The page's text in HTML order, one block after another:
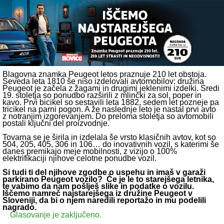
Skip to main content
Blagovna znamka Peugeot letos praznuje 210 let obstoja.
Seveda leta 1810 še niso izdelovali avtomobilov: družina
Peugeot je začela z žagami in drugimi jeklenimi izdelki. Sredi
19. stoletja so ponudbo razširili z mlinčki za sol, poper in
kavo. Prvi bicikel so sestavili leta 1882, sedem let pozneje pa
tricikel na parni pogon. A že naslednje leto je nastal prvi avto
z notranjim izgorevanjem. Do preloma stoletja so avtomobili
postali ključni del proizvodnje.
Tovarna se je širila in izdelala še vrsto klasičnih avtov, kot so
504, 205, 405, 306 in 106… do inovativnih vozil, s katerimi še
danes premikajo meje mobilnosti, z vizijo o 100%
elektrifikaciji njihove celotne ponudbe vozil.
Si tudi ti del njihove zgodbe o uspehu in imaš v garaži
parkirano Peugeot vozilo? Če je le to starejšega letnika,
te vabimo da nam pošlješ slike in podatke o vozilu.
Iščemo namreč najstarejšega iz družine Peugeot v
Sloveniji, da bi o njem naredili reportažo in mu podelili
nagrado.
Glasovanje je zaključeno.